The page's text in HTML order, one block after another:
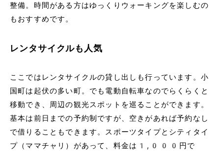
整備。時間がある方はゆっくりウォーキングを楽しむの
もおすすめです。
レンタサイクルも人気
ここではレンタサイクルの貸し出しも行っています。小
国町は起伏の多い町。でも電動自転車なのでらくらくと
移動でき、周辺の観光スポットを巡ることができます。
基本は前日までの予約制ですが、空きがあれば予約なし
で借りることもできます。スポーツタイプとシティタイ
プ（ママチャリ）があって、料金は1,000円で